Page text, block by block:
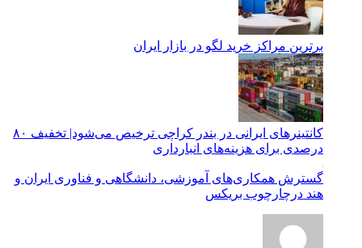
برترین مراکز خرید لگو در بازار ایران
کانتینرهای ایرانی در بندر کراچی ترخیص می‌شود| تخفیف ۸۰
درصدی برای هزینه‌های انبارداری
گسترش همکاری‌های آموزشی، دانشگاهی و فناوری ایران و
هند درچارچوب بریکس